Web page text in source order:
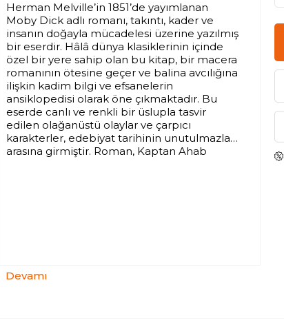
Herman Melville’in 1851’de yayımlanan
Moby Dick adlı romanı, takıntı, kader ve
insanın doğayla mücadelesi üzerine yazılmış
bir eserdir. Hâlâ dünya klasiklerinin içinde
özel bir yere sahip olan bu kitap, bir macera
romanının ötesine geçer ve balina avcılığına
ilişkin kadim bilgi ve efsanelerin
ansiklopedisi olarak öne çıkmaktadır. Bu
eserde canlı ve renkli bir üslupla tasvir
edilen olağanüstü olaylar ve çarpıcı
karakterler, edebiyat tarihinin unutulmazları
arasına girmiştir. Roman, Kaptan Ahab
Roman macera, sembolizm ve felsefi
Devamı